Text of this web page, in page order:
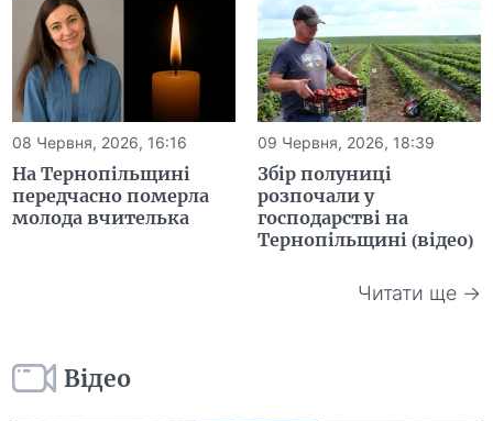
08 Червня, 2026, 16:16
На Тернопільщині
передчасно померла
молода вчителька
09 Червня, 2026, 18:39
Збір полуниці
розпочали у
господарстві на
Тернопільщині (відео)
Читати ще →
Відео